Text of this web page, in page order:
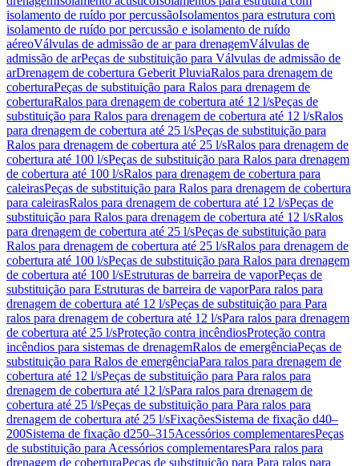
isolamento de ruído por percussãoIsolamentos para estrutura com
isolamento de ruído por percussão e isolamento de ruído
aéreoVálvulas de admissão de ar para drenagemVálvulas de
admissão de arPeças de substituição para Válvulas de admissão de
arDrenagem de cobertura Geberit PluviaRalos para drenagem de
coberturaPeças de substituição para Ralos para drenagem de
coberturaRalos para drenagem de cobertura até 12 l/sPeças de
substituição para Ralos para drenagem de cobertura até 12 l/sRalos
para drenagem de cobertura até 25 l/sPeças de substituição para
Ralos para drenagem de cobertura até 25 l/sRalos para drenagem de
cobertura até 100 l/sPeças de substituição para Ralos para drenagem
de cobertura até 100 l/sRalos para drenagem de cobertura para
caleirasPeças de substituição para Ralos para drenagem de cobertura
para caleirasRalos para drenagem de cobertura até 12 l/sPeças de
substituição para Ralos para drenagem de cobertura até 12 l/sRalos
para drenagem de cobertura até 25 l/sPeças de substituição para
Ralos para drenagem de cobertura até 25 l/sRalos para drenagem de
cobertura até 100 l/sPeças de substituição para Ralos para drenagem
de cobertura até 100 l/sEstruturas de barreira de vaporPeças de
substituição para Estruturas de barreira de vaporPara ralos para
drenagem de cobertura até 12 l/sPeças de substituição para Para
ralos para drenagem de cobertura até 12 l/sPara ralos para drenagem
de cobertura até 25 l/sProteção contra incêndiosProteção contra
incêndios para sistemas de drenagemRalos de emergênciaPeças de
substituição para Ralos de emergênciaPara ralos para drenagem de
cobertura até 12 l/sPeças de substituição para Para ralos para
drenagem de cobertura até 12 l/sPara ralos para drenagem de
cobertura até 25 l/sPeças de substituição para Para ralos para
drenagem de cobertura até 25 l/sFixaçõesSistema de fixação d40–
200Sistema de fixação d250–315Acessórios complementaresPeças
de substituição para Acessórios complementaresPara ralos para
drenagem de coberturaPeças de substituição para Para ralos para